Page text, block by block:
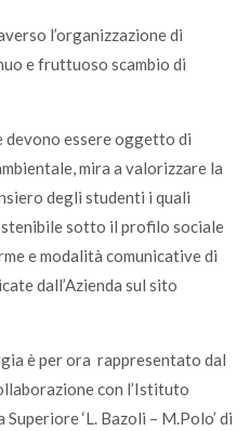
l’organizzazione di
e fruttuoso scambio di
devono essere oggetto di
mira a valorizzare la
degli studenti i quali
sotto il profilo sociale
e modalità comunicative di
dall’Azienda sul sito
è per ora rappresentato dal
con l’Istituto
‘L. Bazoli – M.Polo’ di